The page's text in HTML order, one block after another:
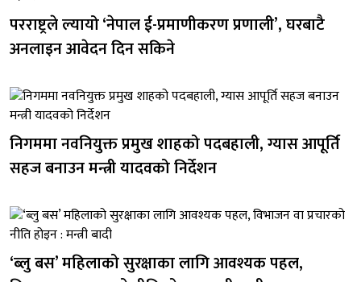
परराष्ट्रले ल्यायो ‘नेपाल ई-प्रमाणीकरण प्रणाली’, घरबाटै
अनलाइन आवेदन दिन सकिने
निगममा नवनियुक्त प्रमुख शाहको पदबहाली, ग्यास आपूर्ति
सहज बनाउन मन्त्री यादवको निर्देशन
‘ब्लु बस’ महिलाको सुरक्षाका लागि आवश्यक पहल,